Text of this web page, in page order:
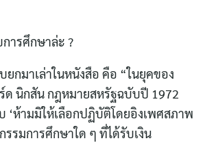
ารศึกษาล่ะ ?
กมาเล่าในหนังสือ คือ “ในยุคของ
ด นิกสัน กฎหมายสหรัฐฉบับปี 1972
‘ห้ามมิให้เลือกปฏิบัติโดยอิงเพศสภาพ
รรมการศึกษาใด ๆ ที่ได้รับเงิน